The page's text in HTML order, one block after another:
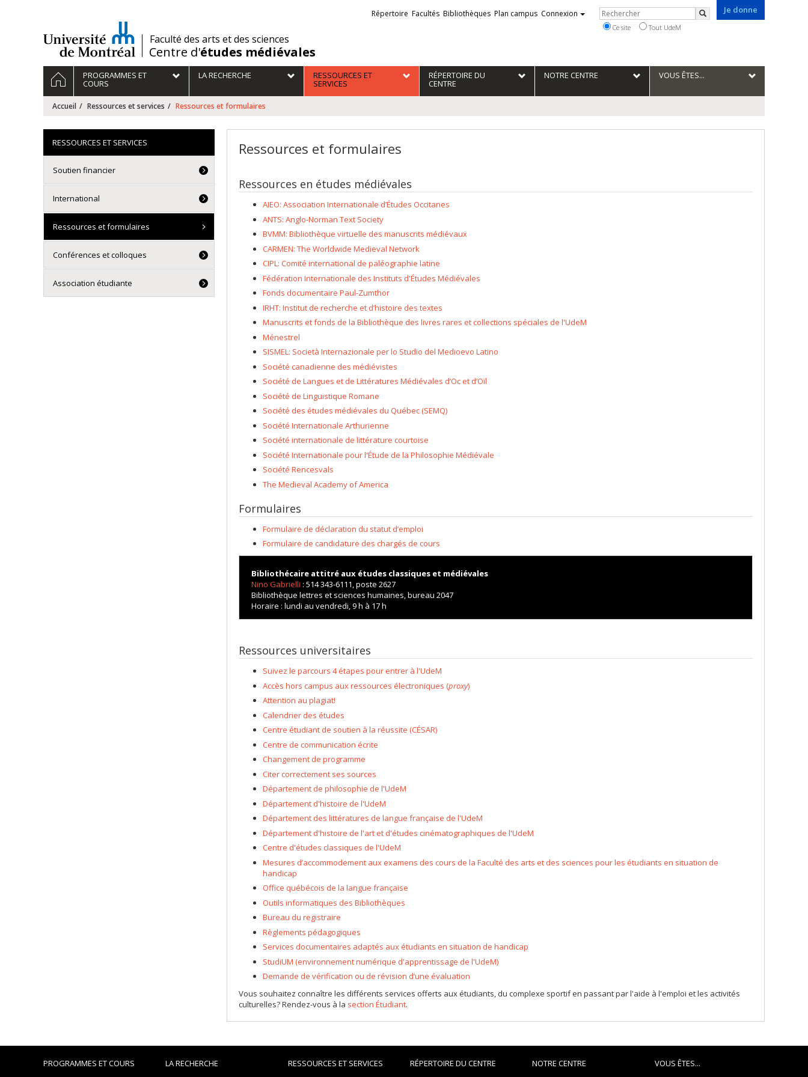
/Faculté des arts et des sciences
Centre d'études médiévales
Je donne
Liens
externes
Répertoire Facultés Bibliothèques Plan campus Connexion Rechercher
Rechercher
Ce site Tout UdeM
Navigation
principale
ACCUEILPROGRAMMES ET
COURS
LA RECHERCHE RESSOURCES ET
SERVICES
RÉPERTOIRE DU
CENTRE
NOTRE CENTRE VOUS ÊTES...
Accueil Ressources et services Ressources et formulaires
Ressources et formulaires
Ressources en études médiévales
AIEO: Association Internationale d’Études Occitanes
ANTS: Anglo-Norman Text Society
BVMM: Bibliothèque virtuelle des manuscrits médiévaux
CARMEN: The Worldwide Medieval Network
CIPL: Comité international de paléographie latine
Fédération Internationale des Instituts d'Études Médiévales
Fonds documentaire Paul-Zumthor
IRHT: Institut de recherche et d’histoire des textes
Manuscrits et fonds de la Bibliothèque des livres rares et collections spéciales de l'UdeM
Ménestrel
SISMEL: Società Internazionale per lo Studio del Medioevo Latino
Société canadienne des médiévistes
Société de Langues et de Littératures Médiévales d’Oc et d’Oïl
Société de Linguistique Romane
Société des études médiévales du Québec (SEMQ)
Société Internationale Arthurienne
Société internationale de littérature courtoise
Société Internationale pour l'Étude de la Philosophie Médiévale
Société Rencesvals
The Medieval Academy of America
Formulaires
Formulaire de déclaration du statut d’emploi
Formulaire de candidature des chargés de cours
Bibliothécaire attitré aux études classiques et médiévales
Nino Gabrielli : 514 343-6111, poste 2627
Bibliothèque lettres et sciences humaines, bureau 2047
Horaire : lundi au vendredi, 9 h à 17 h
Ressources universitaires
Suivez le parcours 4 étapes pour entrer à l'UdeM
Accès hors campus aux ressources électroniques (proxy)
Attention au plagiat!
Calendrier des études
Centre étudiant de soutien à la réussite (CÉSAR)
Centre de communication écrite
Changement de programme
Citer correctement ses sources
Département de philosophie de l'UdeM
Département d'histoire de l'UdeM
Département des littératures de langue française de l'UdeM
Département d'histoire de l'art et d'études cinématographiques de l'UdeM
Centre d'études classiques de l'UdeM
Mesures d’accommodement aux examens des cours de la Faculté des arts et des sciences pour les étudiants en situation de
handicap
Office québécois de la langue française
Outils informatiques des Bibliothèques
Bureau du registraire
Règlements pédagogiques
Services documentaires adaptés aux étudiants en situation de handicap
StudiUM (environnement numérique d'apprentissage de l'UdeM)
Demande de vérification ou de révision d’une évaluation
Vous souhaitez connaître les différents services offerts aux étudiants, du complexe sportif en passant par l'aide à l'emploi et les activités
culturelles? Rendez-vous à la section Étudiant.
RESSOURCES ET SERVICES
Soutien financier
International
Ressources et formulaires
Conférences et colloques
Association étudiante
PROGRAMMES ET COURS LA RECHERCHE RESSOURCES ET SERVICES RÉPERTOIRE DU CENTRE NOTRE CENTRE VOUS ÊTES...